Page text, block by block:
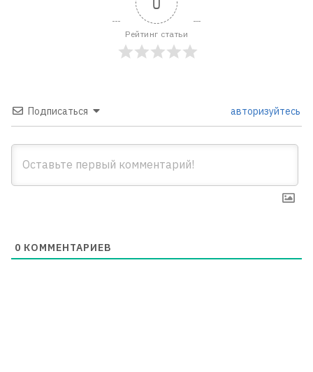
Рейтинг статьи
Подписаться авторизуйтесь
0 КОММЕНТАРИЕВ